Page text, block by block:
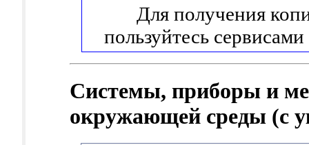
Для получения
пользуйтесь сервисами
Системы, приборы и
окружающей среды (с